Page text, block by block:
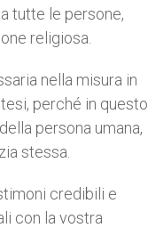
tutte le persone,
religiosa.
nella misura in
perché in questo
persona umana,
stessa.
credibili e
con la vostra